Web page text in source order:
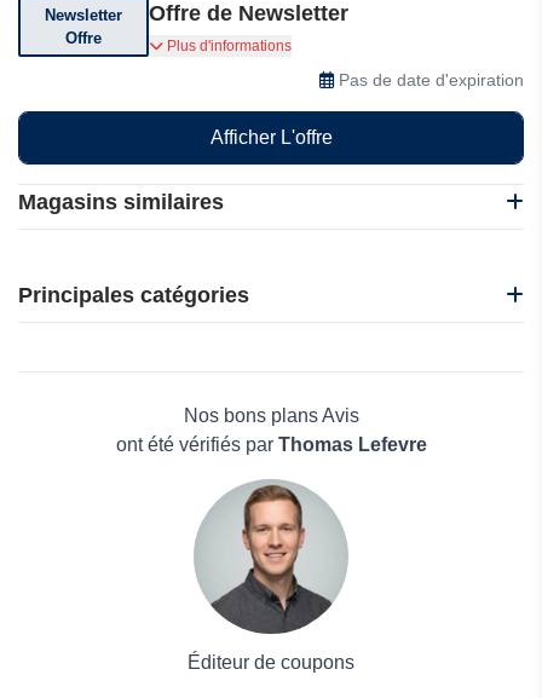
Magasins similaires
QEEQ.COM
DiscoverCars.com
Localrent.fr
Principales catégories
Boissons
Nos bons plans Avis
ont été vérifiés par Thomas Lefevre
Éditeur de coupons
Newsletter
Offre
Offre de Newsletter
Abonnez-vous à leur newsletter pour des
réductions exclusives, des offres et des
Plus d'informations
Pas de date d'expiration
Afficher L'offre